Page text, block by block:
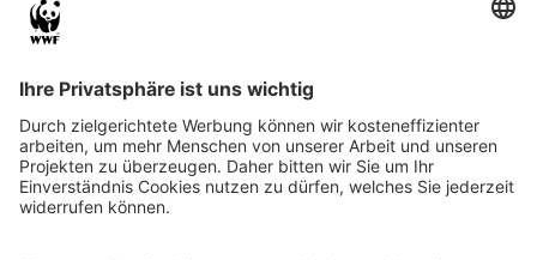
WWF Deutschland
Reinhardtstr. 18
10117 Berlin
Tel.: 030-311 777 700
Ihre Spende kann steuerlich geltend gemacht werden